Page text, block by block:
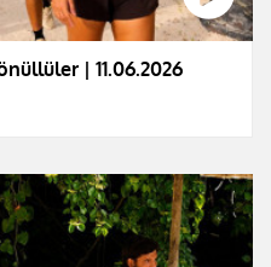
| 11.06.2026